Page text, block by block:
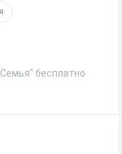
бесплатно